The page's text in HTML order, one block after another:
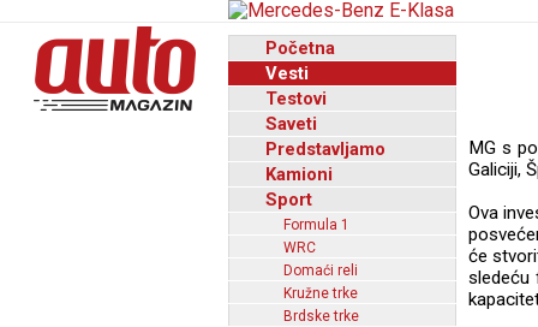
Početna
Vesti
Testovi
Saveti
Predstavljamo
Kamioni
Sport
Formula 1
WRC
Domaći reli
Kružne trke
Brdske trke
MG s
Galiciji,
Ova
će
sledeću